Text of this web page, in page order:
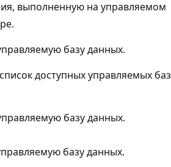
выполненную на управляемом
базу данных.
доступных управляемых баз
базу данных.
базу данных.